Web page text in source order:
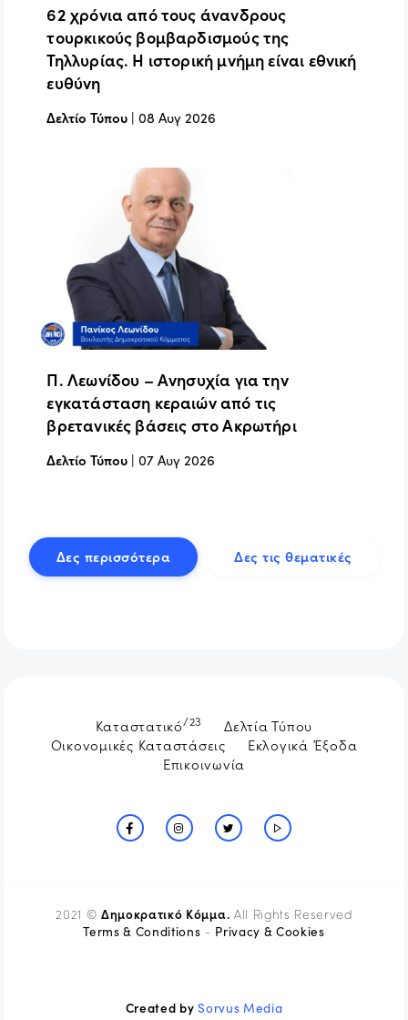
62 χρόνια από τους άνανδρους
τουρκικούς βομβαρδισμούς της
Τηλλυρίας. Η ιστορική μνήμη είναι εθνική
ευθύνη
Δελτίο Τύπου |08 Αυγ 2026
Π. Λεωνίδου – Ανησυχία για την
εγκατάσταση κεραιών από τις
βρετανικές βάσεις στο Ακρωτήρι
Δελτίο Τύπου |07 Αυγ 2026
Δες περισσότερα Δες τις θεματικές
Καταστατικό/23
Δελτία Τύπου
Οικονομικές Καταστάσεις
Εκλογικά Έξοδα
Επικοινωνία
2021 ©Δημοκρατικό Κόμμα. All Rights Reserved
Terms & Conditions - Privacy & Cookies
Created bySorvus Media